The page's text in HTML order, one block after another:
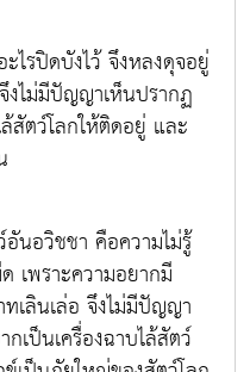
รปิดบังไว้ จึงหลงดุจอยู่
งไม่มีปัญญาเห็นปรากฏ
สัตว์โลกให้ติดอยู่ และ
นอวิชชา คือความไม่รู้
เพราะความอยากมี
เลินเล่อ จึงไม่มีปัญญา
เป็นเครื่องฉาบไล้สัตว์